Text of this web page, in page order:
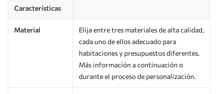
Características
Material
Elija entre tres materiales de alta calidad,
cada uno de ellos adecuado para
habitaciones y presupuestos diferentes.
Más información a continuación o
durante el proceso de personalización.